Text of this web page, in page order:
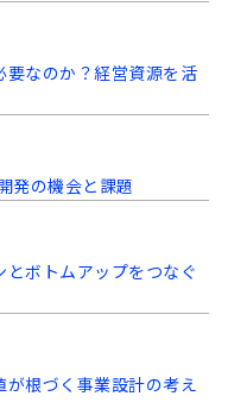
なのか？経営資源を活
発の機会と課題
ボトムアップをつなぐ
根づく事業設計の考え